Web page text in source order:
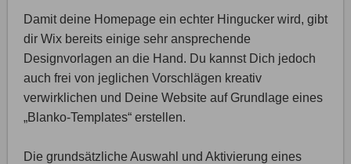
Damit deine Homepage ein echter Hingucker wird, gibt
dir Wix bereits einige sehr ansprechende
Designvorlagen an die Hand. Du kannst Dich jedoch
auch frei von jeglichen Vorschlägen kreativ
verwirklichen und Deine Website auf Grundlage eines
„Blanko-Templates“ erstellen.
Die grundsätzliche Auswahl und Aktivierung eines